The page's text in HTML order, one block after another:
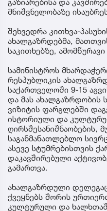
მნიშვნელობაზე
შეხვედრა კითხვა-
ახალგაზრდებმა,
საკითხებზე,
სამინისტროს
რესპუბლიკის
საქართველოში 9-15
და მას ახალგაზრდობის
ვიზიტის ფარგლებში
ისტორიული და
ღირსშესანიშნაობების,
საგანმანათლებლო
ასევე სტუმრებისთვის
დაკავშირებული
გამართვა.
ახალგაზრდული
ქვეყნებს შორის
კულტურული და